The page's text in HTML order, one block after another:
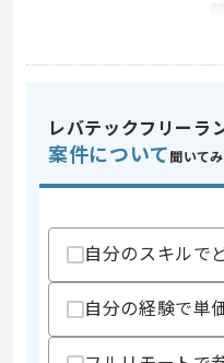
スキル
レバテックフリーラ
案件について 聞いて
自分のスキルで
自分の経験で単